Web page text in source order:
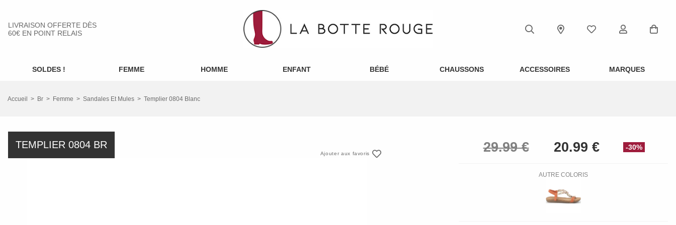
LIVRAISON OFFERTE DÈS
60€ EN POINT RELAIS
SOLDES ! FEMME HOMME ENFANT BÉBÉ CHAUSSONS ACCESSOIRES MARQUES
Accueil Br Femme Sandales Et Mules Templier 0804 Blanc
TEMPLIER 0804 BR
Ajouter aux favoris
-30%
AUTRE COLORIS